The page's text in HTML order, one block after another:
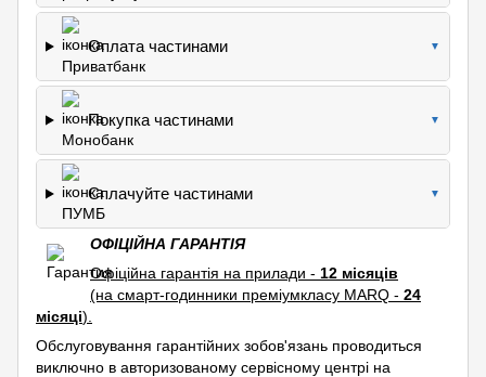
Оплата частинами ▼
Покупка частинами ▼
Сплачуйте частинами ▼
ОФІЦІЙНА ГАРАНТІЯ
Офіційна гарантія на прилади - 12 місяців
(на смарт-годинники преміумкласу MARQ - 24
місяці).
Обслуговування гарантійних зобов'язань проводиться
виключно в авторизованому сервісному центрі на